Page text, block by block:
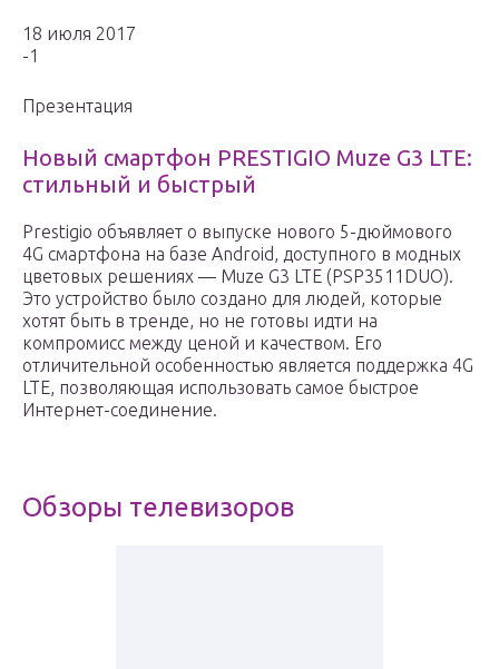
18 июля 2017
-1
Презентация
Новый смартфон PRESTIGIO Muze G3 LTE:
стильный и быстрый
Prestigio объявляет о выпуске нового 5-дюймового
4G смартфона на базе Android, доступного в модных
цветовых решениях — Muze G3 LTE (PSP3511DUO).
Это устройство было создано для людей, которые
хотят быть в тренде, но не готовы идти на
компромисс между ценой и качеством. Его
отличительной особенностью является поддержка 4G
LTE, позволяющая использовать самое быстрое
Интернет-соединение.
Обзоры телевизоров